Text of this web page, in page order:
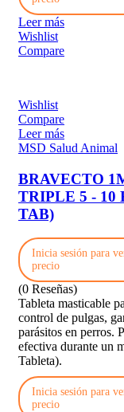
Leer más
Wishlist
Compare
Wishlist
Compare
Leer más
MSD Salud Animal
BRAVECTO
TRIPLE 5 - 10
TAB)
Inicia sesión para
precio
(0 Reseñas)
Tableta masticable
control de pulgas,
parásitos en perros.
efectiva durante un
Tableta).
Inicia sesión para
precio